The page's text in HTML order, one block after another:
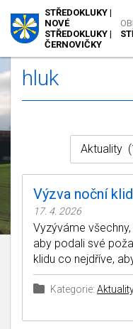
STŘEDOKLUKY |
NOVÉ
STŘEDOKLUKY |
ČERNOVIČKY
hluk
Výzva noční klid
17. 4. 2026
Vyzýváme
aby podali své
klidu co nejdříve,
Kategorie: